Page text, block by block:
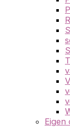
Eigen